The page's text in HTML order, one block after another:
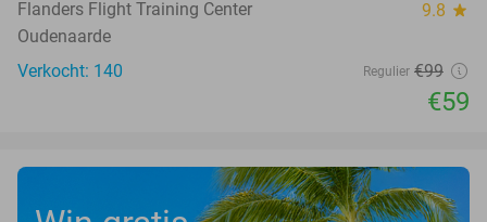
Flanders Flight Training Center 9.8 star
Oudenaarde
Verkocht: 140
Regulier €99
€59